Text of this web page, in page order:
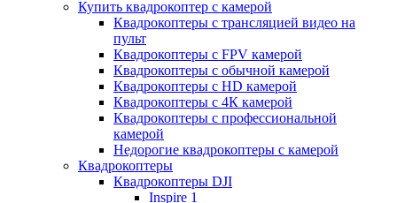
Купить квадрокоптер с камерой
Квадрокоптеры с трансляцией видео на
пульт
Квадрокоптеры с FPV камерой
Квадрокоптеры с обычной камерой
Квадрокоптеры с HD камерой
Квадрокоптеры с 4К камерой
Квадрокоптеры с профессиональной
камерой
Недорогие квадрокоптеры с камерой
Квадрокоптеры
Квадрокоптеры DJI
Inspire 1